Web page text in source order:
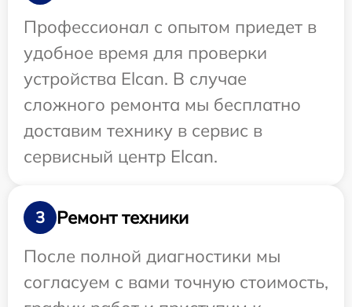
Профессионал с опытом приедет в
удобное время для проверки
устройства Elcan. В случае
сложного ремонта мы бесплатно
доставим технику в сервис в
сервисный центр Elcan.
3
Ремонт техники
После полной диагностики мы
согласуем с вами точную стоимость,